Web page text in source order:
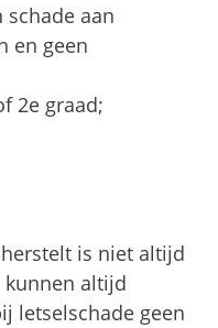
schade aan
en geen
2e graad;
is niet altijd
altijd
letselschade geen